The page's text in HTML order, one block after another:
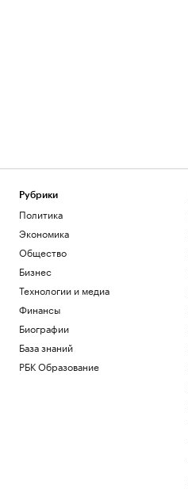
Рубрики
Политика
Экономика
Общество
Бизнес
Технологии и медиа
Финансы
Биографии
База знаний
РБК Образование